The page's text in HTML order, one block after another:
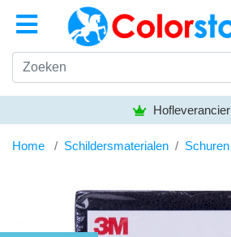
Hofleverancier
Home Schildersmaterialen Schuren